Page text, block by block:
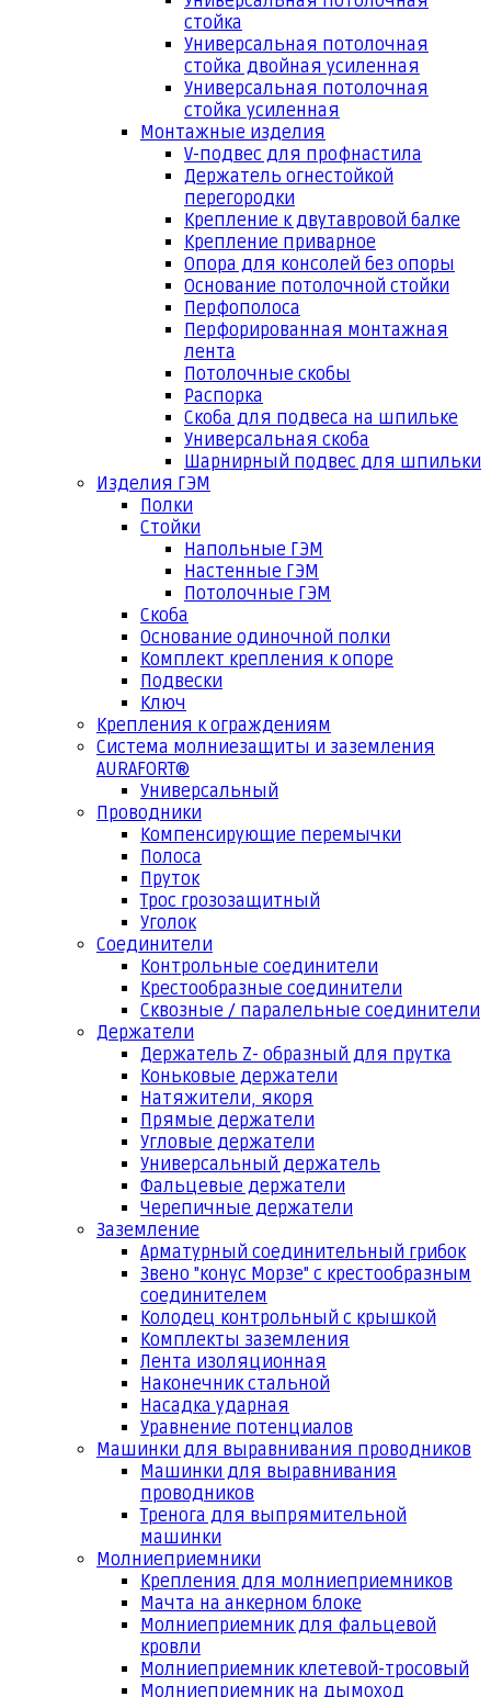
стойка
Универсальная потолочная
стойка двойная усиленная
Универсальная потолочная
стойка усиленная
Монтажные изделия
V-подвес для профнастила
Держатель огнестойкой
перегородки
Крепление к двутавровой балке
Крепление приварное
Опора для консолей без опоры
Основание потолочной стойки
Перфополоса
Перфорированная монтажная
лента
Потолочные скобы
Распорка
Скоба для подвеса на шпильке
Универсальная скоба
Шарнирный подвес для шпильки
Изделия ГЭМ
Полки
Стойки
Напольные ГЭМ
Настенные ГЭМ
Потолочные ГЭМ
Скоба
Основание одиночной полки
Комплект крепления к опоре
Подвески
Ключ
Крепления к ограждениям
Система молниезащиты и заземления
AURAFORT®
Универсальный
Проводники
Компенсирующие перемычки
Полоса
Пруток
Трос грозозащитный
Уголок
Соединители
Контрольные соединители
Крестообразные соединители
Сквозные / паралельные соединители
Держатели
Держатель Z- образный для прутка
Коньковые держатели
Натяжители, якоря
Прямые держатели
Угловые держатели
Универсальный держатель
Фальцевые держатели
Черепичные держатели
Заземление
Арматурный соединительный грибок
Звено "конус Морзе" с крестообразным
соединителем
Колодец контрольный с крышкой
Комплекты заземления
Лента изоляционная
Наконечник стальной
Насадка ударная
Уравнение потенциалов
Машинки для выравнивания проводников
Машинки для выравнивания
проводников
Тренога для выпрямительной
машинки
Молниеприемники
Крепления для молниеприемников
Мачта на анкерном блоке
Молниеприемник для фальцевой
кровли
Молниеприемник клетевой-тросовый
Молниеприемник на дымоход